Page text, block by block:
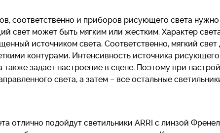
соответственно и приборов рисующего света
свет может быть мягким или жестким. Характер
источником света. Соответственно, мягкий свет
контурами. Интенсивность источника
задает настроение в сцене. Поэтому при
света, а затем – все остальные
отлично подойдут светильники ARRI с линзой